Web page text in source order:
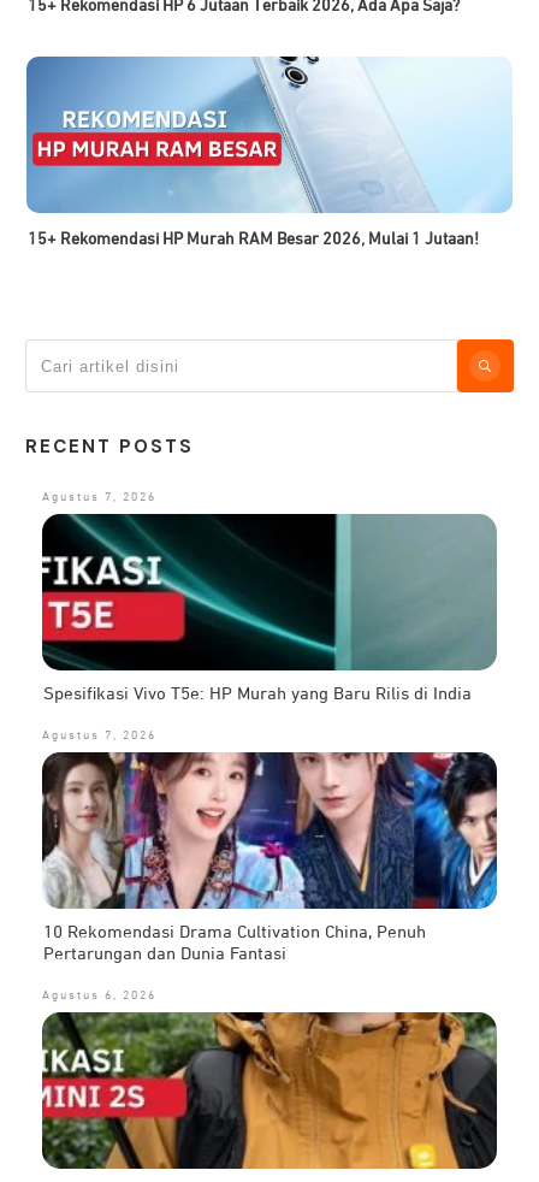
15+ Rekomendasi HP 6 Jutaan Terbaik 2026, Ada Apa Saja?
15+ Rekomendasi HP Murah RAM Besar 2026, Mulai 1 Jutaan!
RECENT POSTS
Agustus 7, 2026
Spesifikasi Vivo T5e: HP Murah yang Baru Rilis di India
Agustus 7, 2026
10 Rekomendasi Drama Cultivation China, Penuh
Pertarungan dan Dunia Fantasi
Agustus 6, 2026